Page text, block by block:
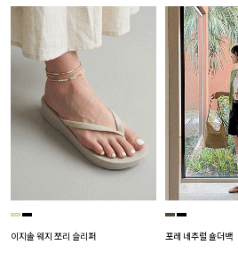
이지솔 웨지 쪼리 슬리퍼
포레 네추럴 숄더백